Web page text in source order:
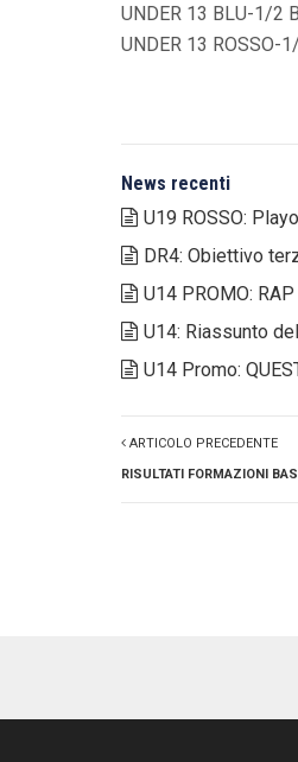
UNDER 13 BLU-1/2
UNDER 13 ROSSO-
News recenti
U19 ROSSO:
DR4: Obiettivo
U14 PROMO: RAP
U14: Riassunto
U14 Promo:
ARTICOLO PRECEDENTE
RISULTATI FORMAZIONI